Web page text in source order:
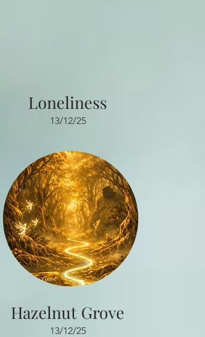
Loneliness
13/12/25
Hazelnut Grove
13/12/25